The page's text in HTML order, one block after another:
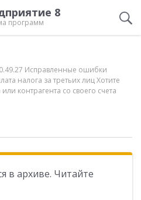
8
программ
Исправленные ошибки
налога за третьих лиц Хотите
контрагента со своего счета
в архиве. Читайте